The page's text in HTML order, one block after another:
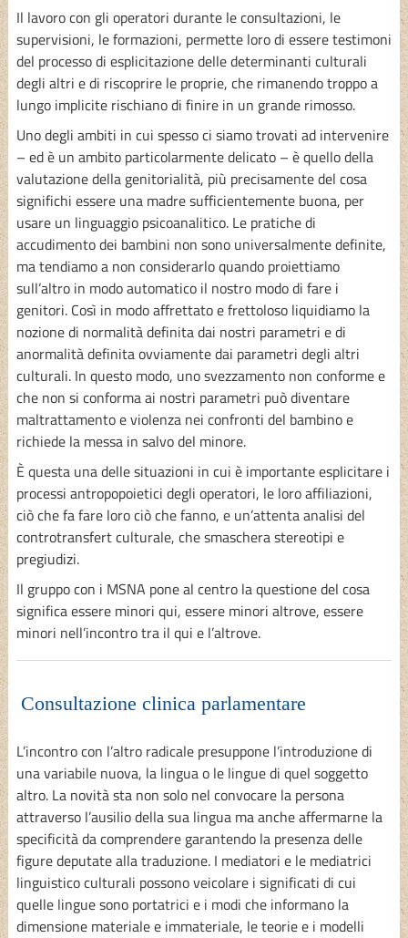
Il lavoro con gli operatori durante le consultazioni, le
supervisioni, le formazioni, permette loro di essere testimoni
del processo di esplicitazione delle determinanti culturali
degli altri e di riscoprire le proprie, che rimanendo troppo a
lungo implicite rischiano di finire in un grande rimosso.
Uno degli ambiti in cui spesso ci siamo trovati ad intervenire
– ed è un ambito particolarmente delicato – è quello della
valutazione della genitorialità, più precisamente del cosa
significhi essere una madre sufficientemente buona, per
usare un linguaggio psicoanalitico. Le pratiche di
accudimento dei bambini non sono universalmente definite,
ma tendiamo a non considerarlo quando proiettiamo
sull’altro in modo automatico il nostro modo di fare i
genitori. Così in modo affrettato e frettoloso liquidiamo la
nozione di normalità definita dai nostri parametri e di
anormalità definita ovviamente dai parametri degli altri
culturali. In questo modo, uno svezzamento non conforme e
che non si conforma ai nostri parametri può diventare
maltrattamento e violenza nei confronti del bambino e
richiede la messa in salvo del minore.
È questa una delle situazioni in cui è importante esplicitare i
processi antropopoietici degli operatori, le loro affiliazioni,
ciò che fa fare loro ciò che fanno, e un’attenta analisi del
controtransfert culturale, che smaschera stereotipi e
pregiudizi.
Il gruppo con i MSNA pone al centro la questione del cosa
significa essere minori qui, essere minori altrove, essere
minori nell’incontro tra il qui e l’altrove.
Consultazione clinica parlamentare
L’incontro con l’altro radicale presuppone l’introduzione di
una variabile nuova, la lingua o le lingue di quel soggetto
altro. La novità sta non solo nel convocare la persona
attraverso l’ausilio della sua lingua ma anche affermarne la
specificità da comprendere garantendo la presenza delle
figure deputate alla traduzione. I mediatori e le mediatrici
linguistico culturali possono veicolare i significati di cui
quelle lingue sono portatrici e i modi che informano la
dimensione materiale e immateriale, le teorie e i modelli